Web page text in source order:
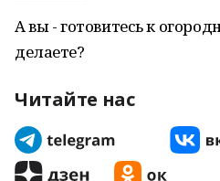
А вы - готовитесь к
делаете?
Читайте нас